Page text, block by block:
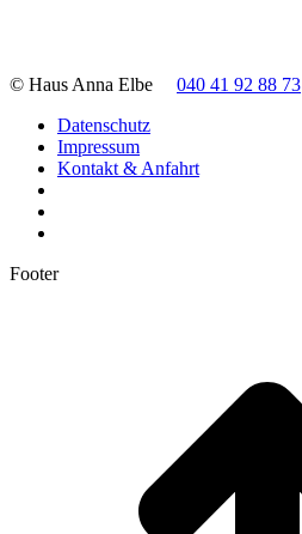
© Haus Anna Elbe 040 41 92 88 73
Datenschutz
Impressum
Kontakt & Anfahrt
Footer